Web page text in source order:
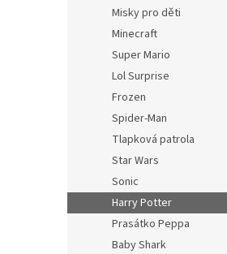
Misky pro děti
Minecraft
Super Mario
Lol Surprise
Frozen
Spider-Man
Tlapková patrola
Star Wars
Sonic
Harry Potter
Prasátko Peppa
Baby Shark